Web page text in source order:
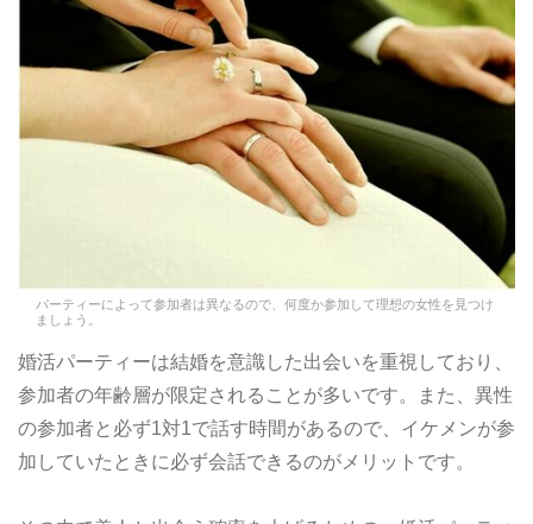
パーティーによって参加者は異なるので、何度か参加して理想の女性を見つけ
ましょう。
婚活パーティーは結婚を意識した出会いを重視しており、
参加者の年齢層が限定されることが多いです。また、異性
の参加者と必ず1対1で話す時間があるので、イケメンが参
加していたときに必ず会話できるのがメリットです。